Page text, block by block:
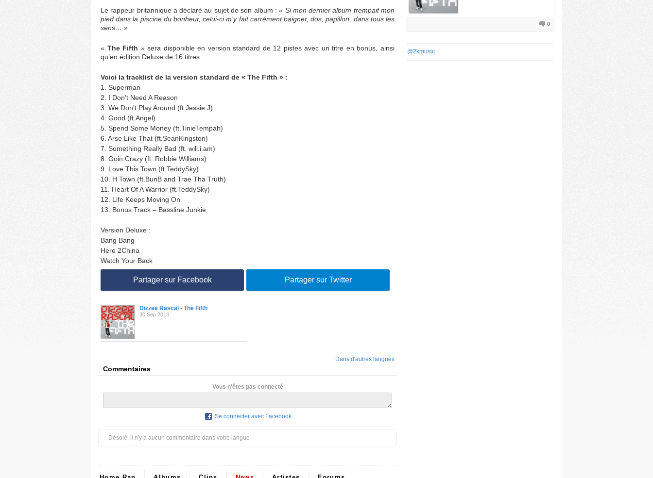
Le rappeur britannique a déclaré au sujet de son album : « Si mon dernier album trempait mon
pied dans la piscine du bonheur, celui-ci m’y fait carrément baigner, dos, papillon, dans tous les
sens… »
« The Fifth » sera disponible en version standard de 12 pistes avec un titre en bonus, ainsi
qu’en édition Deluxe de 16 titres.
Voici la tracklist de la version standard de « The Fifth » :
1. Superman
2. I Don't Need A Reason
3. We Don't Play Around (ft Jessie J)
4. Good (ft.Angel)
5. Spend Some Money (ft.TinieTempah)
6. Arse Like That (ft.SeanKingston)
7. Something Really Bad (ft. will.i.am)
8. Goin Crazy (ft. Robbie Williams)
9. Love This Town (ft.TeddySky)
10. H Town (ft.BunB and Trae Tha Truth)
11. Heart Of A Warrior (ft.TeddySky)
12. Life Keeps Moving On
13. Bonus Track – Bassline Junkie
Version Deluxe :
Bang Bang
Here 2China
Watch Your Back
Partager sur Facebook Partager sur Twitter
Dizzee Rascal - The Fifth
30 Sep 2013
Dans d'autres langues
Commentaires
Vous n'êtes pas connecté
Se connecter avec Facebook
Désolé, il n'y a aucun commentaire dans votre langue
0
@2kmusic